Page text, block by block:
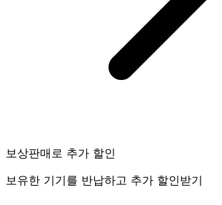
보상판매로 추가 할인
보유한 기기를 반납하고 추가 할인받기